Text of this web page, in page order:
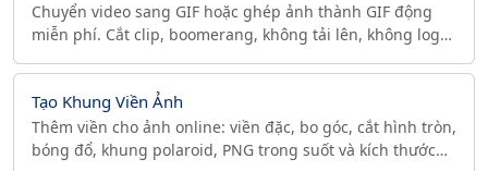
Chuyển video sang GIF hoặc ghép ảnh thành GIF động
miễn phí. Cắt clip, boomerang, không tải lên, không logo,
Tạo Khung Viền Ảnh
Thêm viền cho ảnh online: viền đặc, bo góc, cắt hình tròn,
bóng đổ, khung polaroid, PNG trong suốt và kích thước